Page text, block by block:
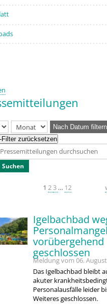
Nach Datum filtern
Filter zurücksetzen
1 23 … 12
Igelbachbad
Personalmangel
vorübergehend
geschlossen
Meldung vom 06.
Das Igelbachbad bleibt
akuter
Personalausfälle leider
Weiteres geschlossen.